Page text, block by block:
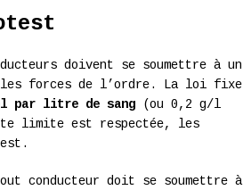
doivent se soumettre à un
les forces de l’ordre. La loi fixe
par litre de sang (ou 0,2 g/l
limite est respectée, les
conducteur doit se soumettre à